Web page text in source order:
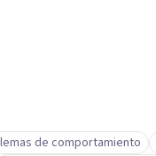
de comportamiento